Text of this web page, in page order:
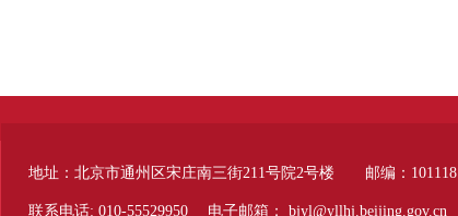
地址：北京市通州区宋庄南三街211号院2号楼 邮编：101118
联系电话: 010-55529950 电子邮箱：bjyl@yllhj.beijing.gov.cn